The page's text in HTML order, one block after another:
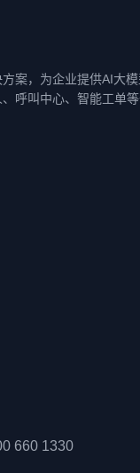
案，为企业提供AI大
呼叫中心、智能工单等
660 1330